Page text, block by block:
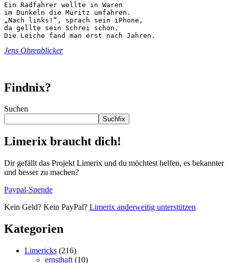
Ein Radfahrer wollte in Waren
im Dunkeln die Müritz umfahren.
„Nach links!“, sprach sein iPhone,
da gellte sein Schrei schon.
Die Leiche fand man erst nach Jahren.
Jens Ohrenblicker
Findnix?
Suchen
Suchfix
Limerix braucht dich!
Dir gefällt das Projekt Limerix und du möchtest helfen, es bekannter
und besser zu machen?
Paypal-Spende
Kein Geld? Kein PayPal? Limerix anderweitig unterstützen
Kategorien
Limericks (216)
ernsthaft (10)